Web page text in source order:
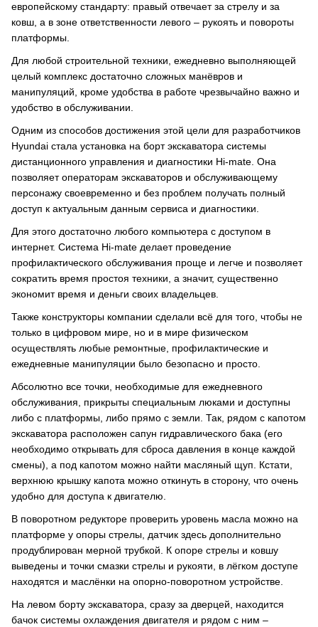
европейскому стандарту: правый отвечает за стрелу и за
ковш, а в зоне ответственности левого – рукоять и повороты
платформы.
Для любой строительной техники, ежедневно выполняющей
целый комплекс достаточно сложных манёвров и
манипуляций, кроме удобства в работе чрезвычайно важно и
удобство в обслуживании.
Одним из способов достижения этой цели для разработчиков
Hyundai стала установка на борт экскаватора системы
дистанционного управления и диагностики Hi-mate. Она
позволяет операторам экскаваторов и обслуживающему
персонажу своевременно и без проблем получать полный
доступ к актуальным данным сервиса и диагностики.
Для этого достаточно любого компьютера с доступом в
интернет. Система Hi-mate делает проведение
профилактического обслуживания проще и легче и позволяет
сократить время простоя техники, а значит, существенно
экономит время и деньги своих владельцев.
Также конструкторы компании сделали всё для того, чтобы не
только в цифровом мире, но и в мире физическом
осуществлять любые ремонтные, профилактические и
ежедневные манипуляции было безопасно и просто.
Абсолютно все точки, необходимые для ежедневного
обслуживания, прикрыты специальным люками и доступны
либо с платформы, либо прямо с земли. Так, рядом с капотом
экскаватора расположен сапун гидравлического бака (его
необходимо открывать для сброса давления в конце каждой
смены), а под капотом можно найти масляный щуп. Кстати,
верхнюю крышку капота можно откинуть в сторону, что очень
удобно для доступа к двигателю.
В поворотном редукторе проверить уровень масла можно на
платформе у опоры стрелы, датчик здесь дополнительно
продублирован мерной трубкой. К опоре стрелы и ковшу
выведены и точки смазки стрелы и рукояти, в лёгком доступе
находятся и маслёнки на опорно-поворотном устройстве.
На левом борту экскаватора, сразу за дверцей, находится
бачок системы охлаждения двигателя и рядом с ним –